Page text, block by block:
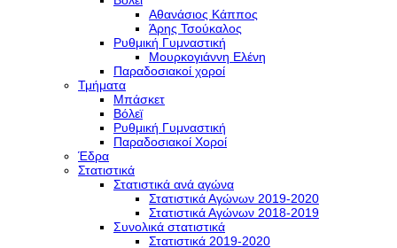
Αθανάσιος Κάππος
Άρης Τσούκαλος
Ρυθμική Γυμναστική
Μουρκογιάννη Ελένη
Παραδοσιακοί χοροί
Τμήματα
Μπάσκετ
Βόλεϊ
Ρυθμική Γυμναστική
Παραδοσιακοί Χοροί
Έδρα
Στατιστικά
Στατιστικά ανά αγώνα
Στατιστικά Αγώνων 2019-2020
Στατιστικά Αγώνων 2018-2019
Συνολικά στατιστικά
Στατιστικά 2019-2020